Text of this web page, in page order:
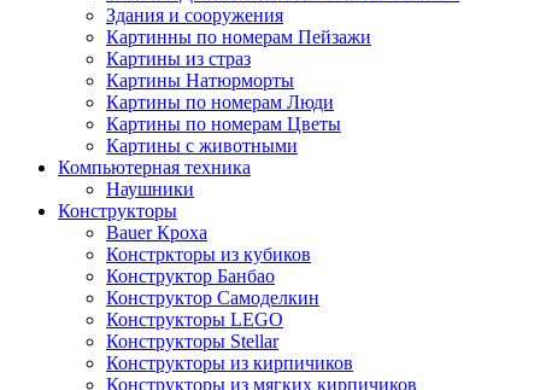
Здания и сооружения
Картинны по номерам Пейзажи
Картины из страз
Картины Натюрморты
Картины по номерам Люди
Картины по номерам Цветы
Картины с животными
Компьютерная техника
Наушники
Конструкторы
Bauer Кроха
Констркторы из кубиков
Конструктор Банбао
Конструктор Самоделкин
Конструкторы LEGO
Конструкторы Stellar
Конструкторы из кирпичиков
Конструкторы из мягких кирпичиков